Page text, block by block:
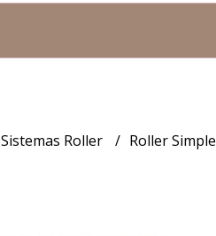
Sistemas Roller Roller Simple